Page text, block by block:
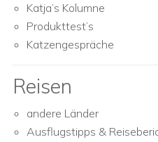
Katja’s Kolumne
Produkttest’s
Katzengespräche
Reisen
andere Länder
Ausflugstipps &